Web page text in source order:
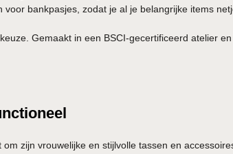
bankpasjes, zodat je al je belangrijke items
Gemaakt in een BSCI-gecertificeerd atelier
zijn vrouwelijke en stijlvolle tassen en